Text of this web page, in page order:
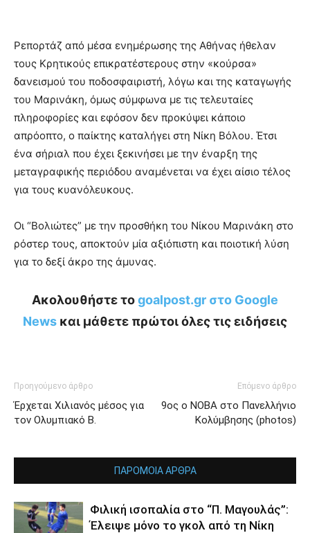
Ρεπορτάζ από μέσα ενημέρωσης της Αθήνας ήθελαν
τους Κρητικούς επικρατέστερους στην «κούρσα»
δανεισμού του ποδοσφαιριστή, λόγω και της καταγωγής
του Μαρινάκη, όμως σύμφωνα με τις τελευταίες
πληροφορίες και εφόσον δεν προκύψει κάποιο
απρόοπτο, ο παίκτης καταλήγει στη Νίκη Βόλου. Έτσι
ένα σήριαλ που έχει ξεκινήσει με την έναρξη της
μεταγραφικής περιόδου αναμένεται να έχει αίσιο τέλος
για τους κυανόλευκους.
Οι “Βολιώτες” με την προσθήκη του Νίκου Μαρινάκη στο
ρόστερ τους, αποκτούν μία αξιόπιστη και ποιοτική λύση
για το δεξί άκρο της άμυνας.
Ακολουθήστε τοgoalpost.gr στο Google
News και μάθετε πρώτοι όλες τις ειδήσεις
Προηγούμενο άρθρο
Έρχεται Χιλιανός μέσος για
τον Ολυμπιακό Β.
Επόμενο άρθρο
9ος ο ΝΟΒΑ στο Πανελλήνιο
Κολύμβησης (photos)
ΠΑΡΟΜΟΙΑ ΑΡΘΡΑ
Φιλική ισοπαλία στο “Π. Μαγουλάς”:
Έλειψε μόνο το γκολ από τη Νίκη